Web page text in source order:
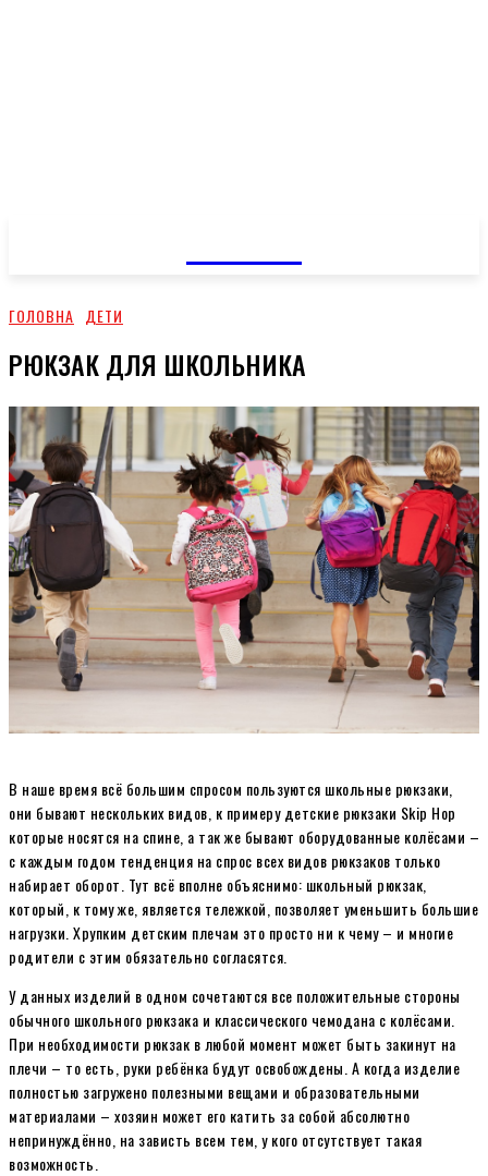
ГОЛОВНА ДЕТИ
РЮКЗАК ДЛЯ ШКОЛЬНИКА
В наше время всё большим спросом пользуются школьные рюкзаки,
они бывают нескольких видов, к примеру детские рюкзаки Skip Hop
которые носятся на спине, а так же бывают оборудованные колёсами –
с каждым годом тенденция на спрос всех видов рюкзаков только
набирает оборот. Тут всё вполне объяснимо: школьный рюкзак,
который, к тому же, является тележкой, позволяет уменьшить большие
нагрузки. Хрупким детским плечам это просто ни к чему – и многие
родители с этим обязательно согласятся.
У данных изделий в одном сочетаются все положительные стороны
обычного школьного рюкзака и классического чемодана с колёсами.
При необходимости рюкзак в любой момент может быть закинут на
плечи – то есть, руки ребёнка будут освобождены. А когда изделие
полностью загружено полезными вещами и образовательными
материалами – хозяин может его катить за собой абсолютно
непринуждённо, на зависть всем тем, у кого отсутствует такая
возможность.